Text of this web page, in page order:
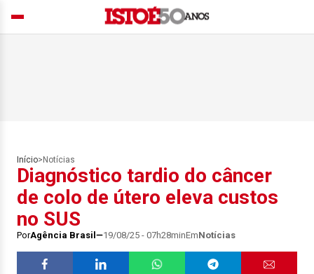
Início> Notícias
Diagnóstico tardio do câncer
de colo de útero eleva custos
no SUS
PorAgência Brasil 19/08/25 - 07h28minEmNotícias